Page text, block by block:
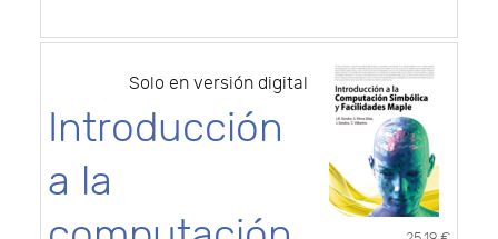
Solo en versión digital
Introducción
a la